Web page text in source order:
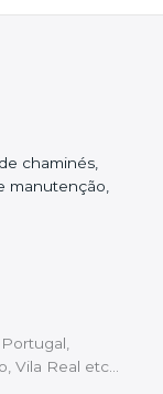
chaminés,
manutenção,
Vila Real etc…